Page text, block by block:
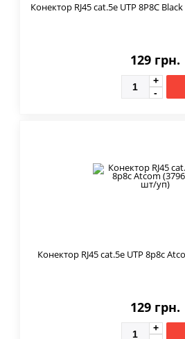
Конектор RJ45 cat.5e UTP 8P8C
129 грн.
Конектор RJ45 cat.5e UTP 8p8c
129 грн.